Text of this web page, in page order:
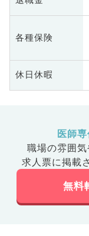
各種保険
休日休暇
医師
職場の雰囲気
求人票に掲載
無料